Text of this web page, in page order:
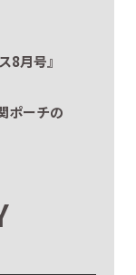
8月号』
ポーチの